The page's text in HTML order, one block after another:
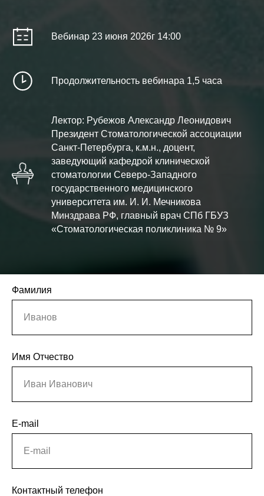
Вебинар 23 июня 2026г 14:00
Продолжительность вебинара 1,5 часа
Лектор: Рубежов Александр Леонидович
Президент Стоматологической ассоциации
Санкт-Петербурга, к.м.н., доцент,
заведующий кафедрой клинической
стоматологии Северо-Западного
государственного медицинского
университета им. И. И. Мечникова
Минздрава РФ, главный врач СПб ГБУЗ
«Стоматологическая поликлиника № 9»
Фамилия
Иванов
Имя Отчество
Иван Иванович
E-mail
E-mail
Контактный телефон